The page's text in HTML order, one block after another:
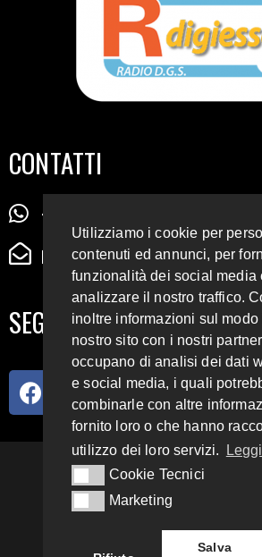
CONTATTI
+39 345 72 72 88 5
radiodigiesse@gmail.com
SEGUICI SUI SOCIAL
93.4 E 95.3
Utilizziamo i cookie per
contenuti ed annunci, per
funzionalità dei social media
analizzare il nostro traffico.
inoltre informazioni sul modo
nostro sito con i nostri
occupano di analisi dei dati
e social media, i quali
combinarle con altre
fornito loro o che hanno
utilizzo dei loro servizi.
Cookie Tecnici
Cookie Tecnici
MarketingMarketing
Salva